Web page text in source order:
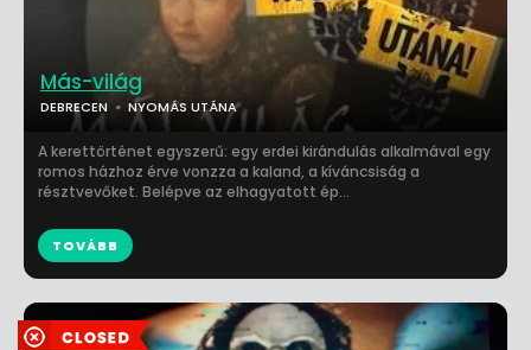
Más-világ
DEBRECEN NYOMÁS UTÁNA
A kerettörténet egyszerű: egy erdei kirándulás alkalmával egy
romos házhoz érve vonzza a kaland, a kíváncsiság a
résztvevőket. Belépve az elhagyatott ép...
TOVÁBB